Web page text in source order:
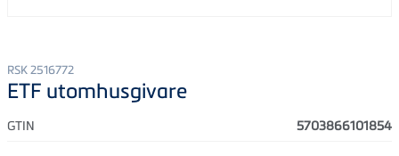
RSK 2516772
ETF utomhusgivare
GTIN 5703866101854